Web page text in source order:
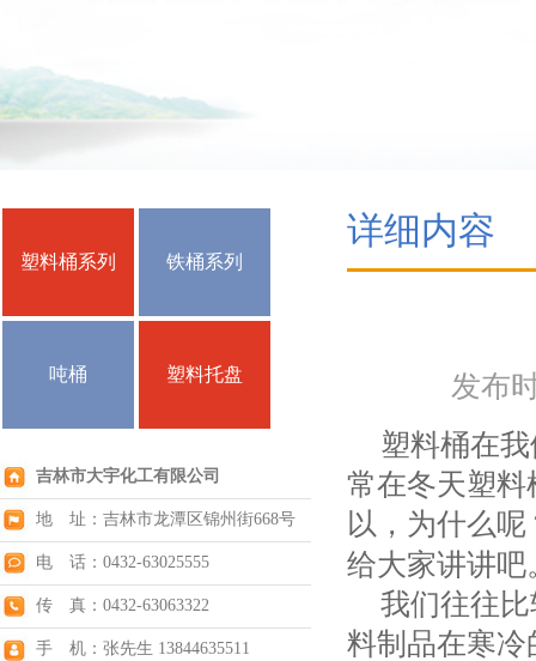
塑料桶系列 铁桶系列
吨桶 塑料托盘
吉林市大宇化工有限公司
地 址：吉林市龙潭区锦州街668号
电 话：0432-63025555
传 真：0432-63063322
手 机：张先生 13844635511
详细内容
发布
塑料桶在我
常在冬天塑
以，为什么
给大家讲讲吧
我们往往比
料制品在寒